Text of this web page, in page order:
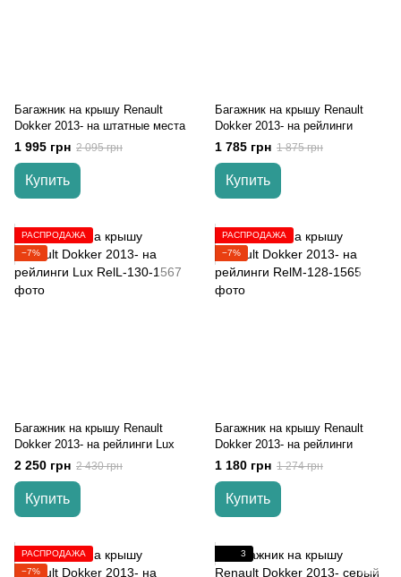
Багажник на крышу Renault
Dokker 2013- на штатные места
1 995 грн 2 095 грн
Купить
Багажник на крышу Renault
Dokker 2013- на рейлинги
1 785 грн 1 875 грн
Купить
РАСПРОДАЖА
−7%
Багажник на крышу Renault
Dokker 2013- на рейлинги Lux
2 250 грн 2 430 грн
Купить
РАСПРОДАЖА
−7%
Багажник на крышу Renault
Dokker 2013- на рейлинги
1 180 грн 1 274 грн
Купить
РАСПРОДАЖА
−7%
3